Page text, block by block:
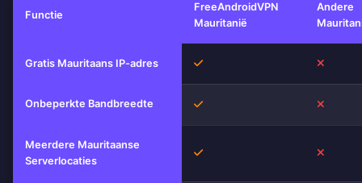
Functie
FreeAndroidVPN
Mauritanië
Andere
Gratis Mauritaans IP-adres Ja
Onbeperkte Bandbreedte Ja
Meerdere Mauritaanse
Serverlocaties
Ja